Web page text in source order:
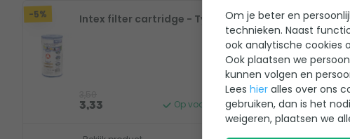
-5% Intex filter cartridge - Type A
3,33 Op voorraad
-5% Intex
12,95
12,30
Om je beter en
technieken. Naast
ook analytische cookies
Ook plaatsen we
kunnen volgen en
Lees hier alles over ons
gebruiken, dan is het
weigeren, plaatsen we